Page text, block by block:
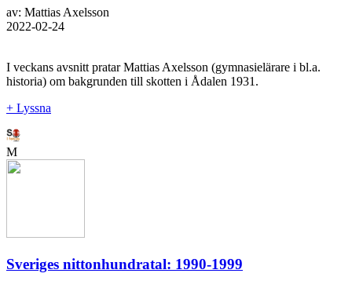
av: Mattias Axelsson
2022-02-24
I veckans avsnitt pratar Mattias Axelsson (gymnasielärare i bl.a.
historia) om bakgrunden till skotten i Ådalen 1931.
+ Lyssna
M
Sveriges nittonhundratal: 1990-1999